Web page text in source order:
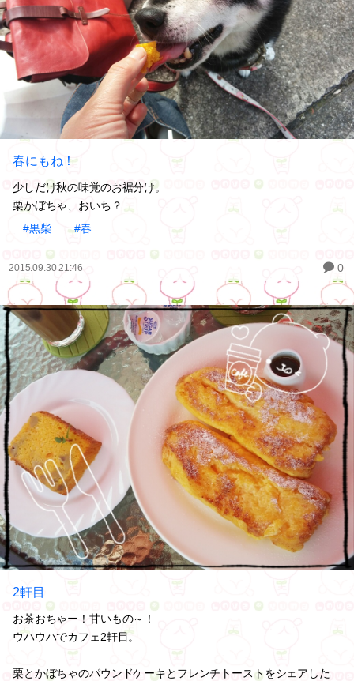
春にもね！
少しだけ秋の味覚のお裾分け。
栗かぼちゃ、おいち？
#黒柴
#春
2015.09.30 21:46 0
2軒目
お茶おちゃー！甘いもの～！
ウハウハでカフェ2軒目。
栗とかぼちゃのパウンドケーキとフレンチトーストをシェアした